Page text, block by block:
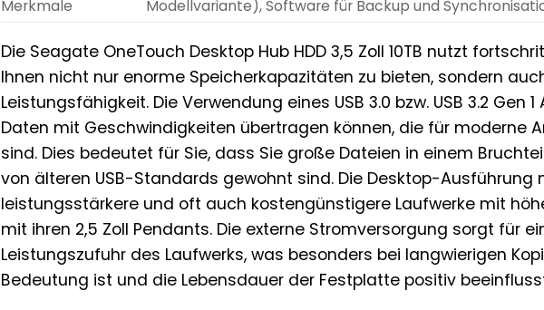
Merkmale
Modellvariante), Software für Backup und
Die Seagate OneTouch Desktop Hub HDD 3,5 Zoll 10TB nutzt
Ihnen nicht nur enorme Speicherkapazitäten zu bieten, sondern
Leistungsfähigkeit. Die Verwendung eines USB 3.0 bzw. USB 3.2
Daten mit Geschwindigkeiten übertragen können, die für moderne
sind. Dies bedeutet für Sie, dass Sie große Dateien in einem
von älteren USB-Standards gewohnt sind. Die Desktop-Ausführung
leistungsstärkere und oft auch kostengünstigere Laufwerke mit
mit ihren 2,5 Zoll Pendants. Die externe Stromversorgung sorgt für
Leistungszufuhr des Laufwerks, was besonders bei langwierigen
Bedeutung ist und die Lebensdauer der Festplatte positiv